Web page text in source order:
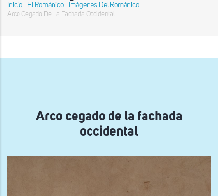
Sobrescribir
ayuda
Inicio - El Románico - Imágenes Del Románico -
Arco Cegado De La Fachada Occidental
Arco cegado de la fachada
occidental